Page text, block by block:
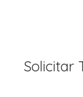
Solicitar